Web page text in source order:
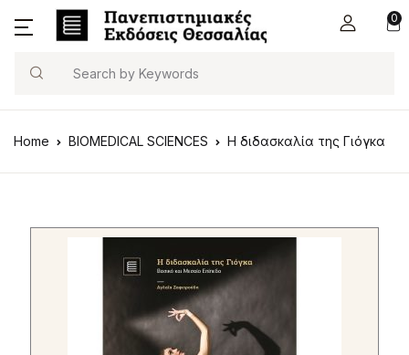
0
Search
Home BIOMEDICAL SCIENCES Η διδασκαλία της Γιόγκα